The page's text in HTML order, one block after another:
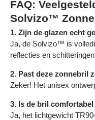
FAQ:
Solvizo™
1. Zijn de glazen echt
Ja, de Solvizo™ is
reflecties en
2. Past deze zonnebril
Zeker! Het unisex
3. Is de bril
Ja, het lichtgewicht